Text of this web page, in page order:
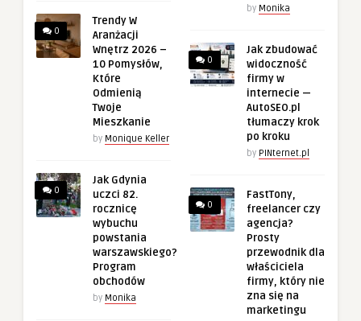
0
Trendy W
Aranżacji
Wnętrz 2026 –
10 Pomysłów,
Które
Odmienią
Twoje
Mieszkanie
by Monique Keller
0
Jak Gdynia
uczci 82.
rocznicę
wybuchu
powstania
warszawskiego?
Program
obchodów
by Monika
by Monika
0
Jak zbudować
widoczność
firmy w
internecie —
AutoSEO.pl
tłumaczy krok
po kroku
by PINternet.pl
0
FastTony,
freelancer czy
agencja?
Prosty
przewodnik dla
właściciela
firmy, który nie
zna się na
marketingu